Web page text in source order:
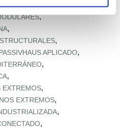
,
,
,
,
APLICADO,
,
,
EXTREMOS,
EXTREMOS,
,
,